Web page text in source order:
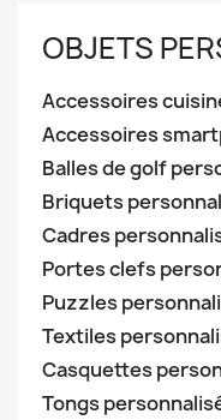
OBJETS
Accessoires
Accessoires
Balles de golf
Briquets
Cadres
Portes clefs
Puzzles
Textiles
Casquettes
Tongs